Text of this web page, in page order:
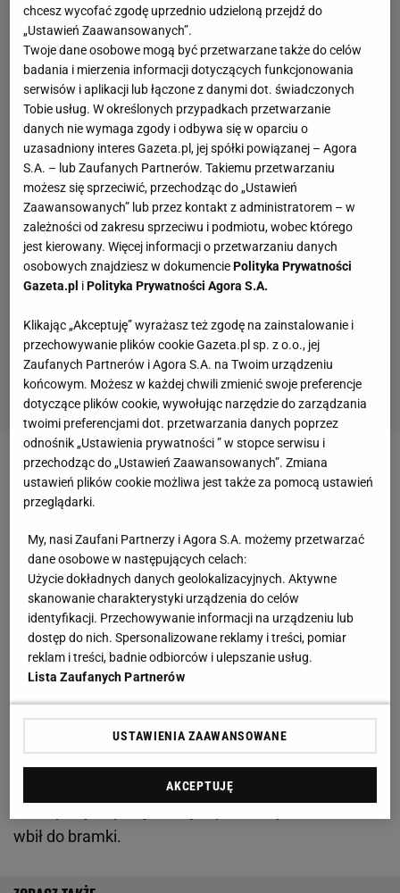
Zobacz wideoNajwiększy wygrany meczu Polska -
Litwa. Kluczowa zmiana
Reprezentacja Gibraltaru zaskoczył Czarnogórę.
Wyrównał gwiazdor, który po golu wykonał
poruszający gest
Po 13 minutach kibice zasiadający na trybunach w
Niksiciu mogli przecierać oczy ze zdumienia. To
goście, notowani na 196. miejscu w rankingu FIFA
(Czarnogóra jest 73.) wyszli na prowadzenie po
bramce Dana Benta. Katastrofalnie w tej sytuacji
zachował się golkiper Igor Nikić, który wypiąstkował
wbił do bramki.
chcesz wycofać zgodę uprzednio udzieloną przejdź do
„Ustawień Zaawansowanych”.
Twoje dane osobowe mogą być przetwarzane także do celów
badania i mierzenia informacji dotyczących funkcjonowania
serwisów i aplikacji lub łączone z danymi dot. świadczonych
Tobie usług. W określonych przypadkach przetwarzanie
danych nie wymaga zgody i odbywa się w oparciu o
uzasadniony interes Gazeta.pl, jej spółki powiązanej – Agora
S.A. – lub Zaufanych Partnerów. Takiemu przetwarzaniu
możesz się sprzeciwić, przechodząc do „Ustawień
Zaawansowanych” lub przez kontakt z administratorem – w
zależności od zakresu sprzeciwu i podmiotu, wobec którego
jest kierowany. Więcej informacji o przetwarzaniu danych
osobowych znajdziesz w dokumenciePolityka Prywatności
Gazeta.pl iPolityka Prywatności Agora S.A.
Klikając „Akceptuję” wyrażasz też zgodę na zainstalowanie i
przechowywanie plików cookie Gazeta.pl sp. z o.o., jej
Zaufanych Partnerów i Agora S.A. na Twoim urządzeniu
końcowym. Możesz w każdej chwili zmienić swoje preferencje
dotyczące plików cookie, wywołując narzędzie do zarządzania
twoimi preferencjami dot. przetwarzania danych poprzez
odnośnik „Ustawienia prywatności ” w stopce serwisu i
przechodząc do „Ustawień Zaawansowanych”. Zmiana
ustawień plików cookie możliwa jest także za pomocą ustawień
przeglądarki.
My, nasi Zaufani Partnerzy i Agora S.A. możemy przetwarzać
dane osobowe w następujących celach:
Użycie dokładnych danych geolokalizacyjnych. Aktywne
skanowanie charakterystyki urządzenia do celów
identyfikacji. Przechowywanie informacji na urządzeniu lub
dostęp do nich. Spersonalizowane reklamy i treści, pomiar
reklam i treści, badnie odbiorców i ulepszanie usług.
Lista Zaufanych Partnerów
USTAWIENIA ZAAWANSOWANE
AKCEPTUJĘ